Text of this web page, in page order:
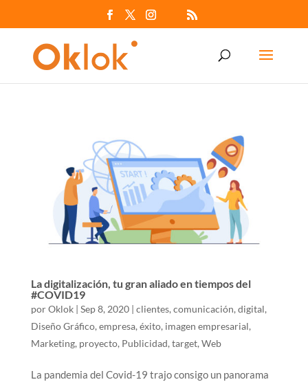
La digitalización, tu gran aliado en tiempos del
#COVID19
porOklok| Sep 8, 2020| clientes, comunicación, digital,
Diseño Gráfico, empresa, éxito, imagen empresarial,
Marketing, proyecto, Publicidad, target, Web
La pandemia del Covid-19 trajo consigo un panorama